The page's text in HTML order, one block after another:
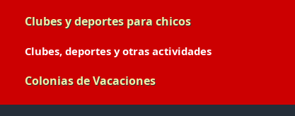
Clubes y deportes para chicos
Clubes, deportes y otras actividades
Colonias de Vacaciones